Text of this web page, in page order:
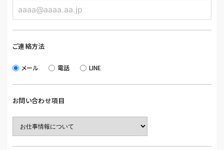
ご連絡方法
メール 電話 LINE
お問い合わせ項目